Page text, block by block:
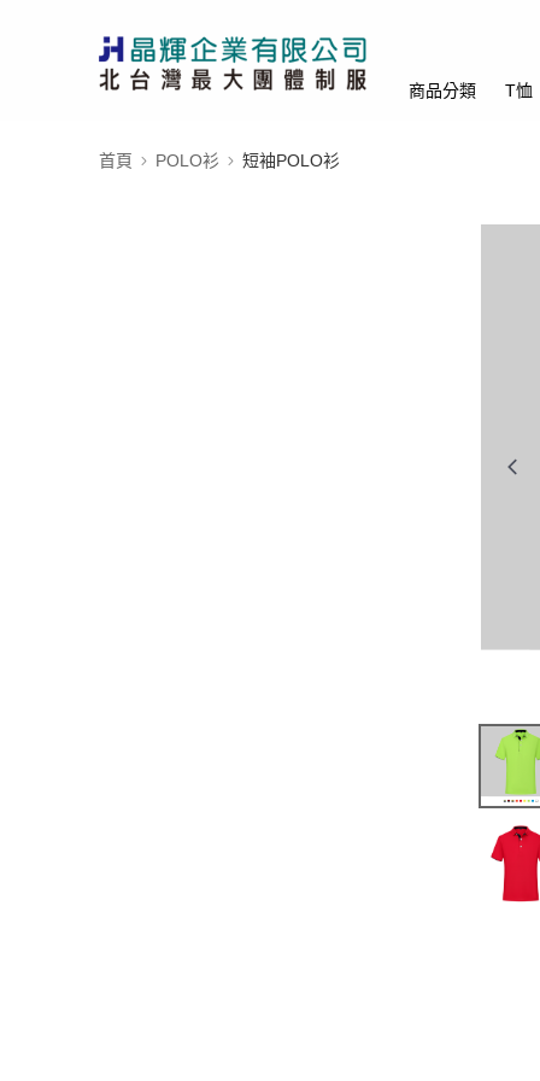
商品分類 T恤
首頁 POLO衫 短袖POLO衫